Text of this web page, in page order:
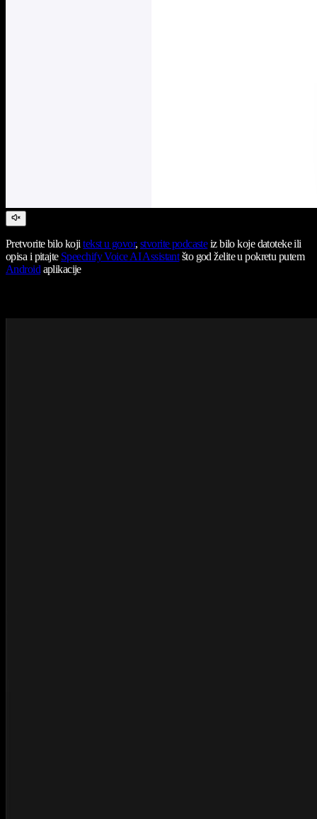
Pretvorite bilo kojitekst u govor, stvorite podcasteiz bilo koje datoteke ili
opisa i pitajte Speechify Voice AI Assistantšto god želite u pokretu putem
Androidaplikacije